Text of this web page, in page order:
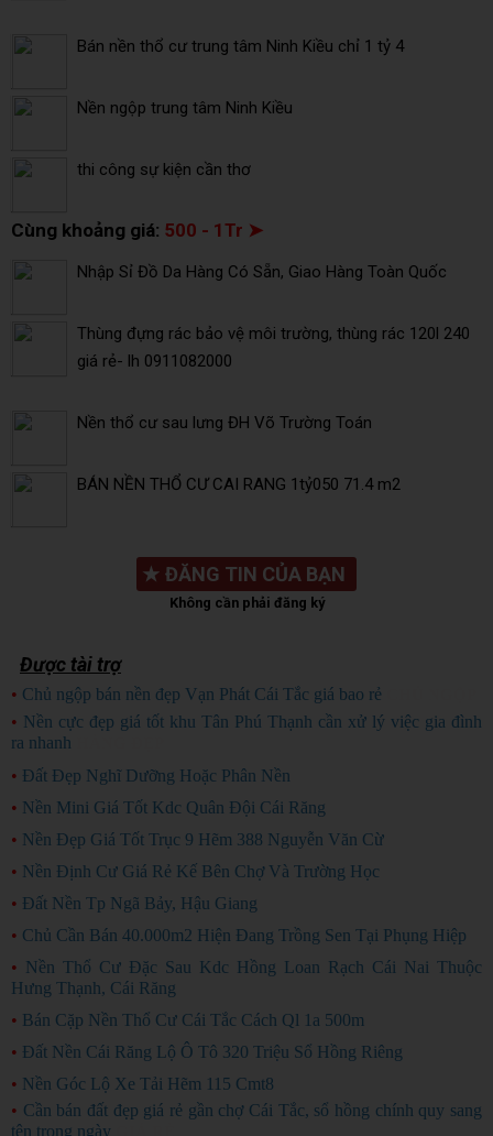
Bán nền thổ cư trung tâm Ninh Kiều chỉ 1 tỷ 4
Nền ngộp trung tâm Ninh Kiều
thi công sự kiện cần thơ
Cùng khoảng giá: 500 - 1Tr ➤
Nhập Sỉ Đồ Da Hàng Có Sẵn, Giao Hàng Toàn Quốc
Thùng đựng rác bảo vệ môi trường, thùng rác 120l 240
giá rẻ- lh 0911082000
Nền thổ cư sau lưng ĐH Võ Trường Toán
BÁN NỀN THỔ CƯ CAI RANG 1tỷ050 71.4 m2
★ ĐĂNG TIN CỦA BẠN
Không cần phải đăng ký
Được tài trợ
• Chủ ngộp bán nền đẹp Vạn Phát Cái Tắc giá bao rẻ
• Nền cực đẹp giá tốt khu Tân Phú Thạnh cần xử lý việc gia đình
ra nhanh
• Đất Đẹp Nghĩ Dưỡng Hoặc Phân Nền
• Nền Mini Giá Tốt Kdc Quân Đội Cái Răng
• Nền Đẹp Giá Tốt Trục 9 Hẽm 388 Nguyễn Văn Cừ
• Nền Định Cư Giá Rẻ Kế Bên Chợ Và Trường Học
• Đất Nền Tp Ngã Bảy, Hậu Giang
• Chủ Cần Bán 40.000m2 Hiện Đang Trồng Sen Tại Phụng Hiệp
• Nền Thổ Cư Đặc Sau Kdc Hồng Loan Rạch Cái Nai Thuộc
Hưng Thạnh, Cái Răng
• Bán Cặp Nền Thổ Cư Cái Tắc Cách Ql 1a 500m
• Đất Nền Cái Răng Lộ Ô Tô 320 Triệu Sổ Hồng Riêng
• Nền Góc Lộ Xe Tải Hẽm 115 Cmt8
• Cần bán đất đẹp giá rẻ gần chợ Cái Tắc, sổ hồng chính quy sang
tên trong ngày